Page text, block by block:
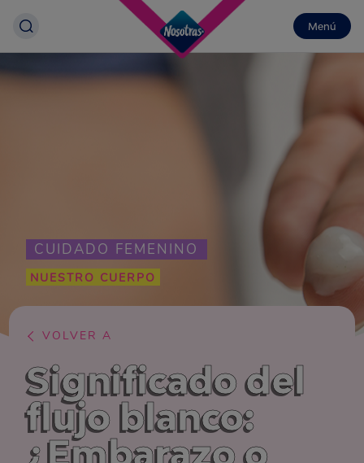
Menú
CUIDADO FEMENINO
NUESTRO CUERPO
VOLVER A
Significado del
flujo blanco:
¿Embarazo o